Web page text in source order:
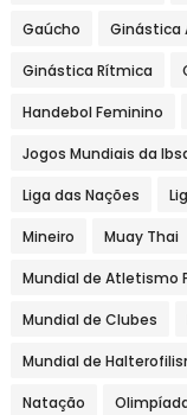
Gaúcho Ginástica
Ginástica Rítmica
Handebol Feminino
Jogos Mundiais da
Liga das Nações
Mineiro Muay Thai
Mundial de Atletismo
Mundial de Clubes
Mundial de
Natação